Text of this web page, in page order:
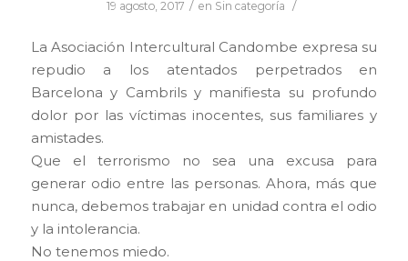
19 agosto, 2017 / en Sin categoría /
La Asociación Intercultural Candombe expresa su
repudio a los atentados perpetrados en
Barcelona y Cambrils y manifiesta su profundo
dolor por las víctimas inocentes, sus familiares y
amistades.
Que el terrorismo no sea una excusa para
generar odio entre las personas. Ahora, más que
nunca, debemos trabajar en unidad contra el odio
y la intolerancia.
No tenemos miedo.